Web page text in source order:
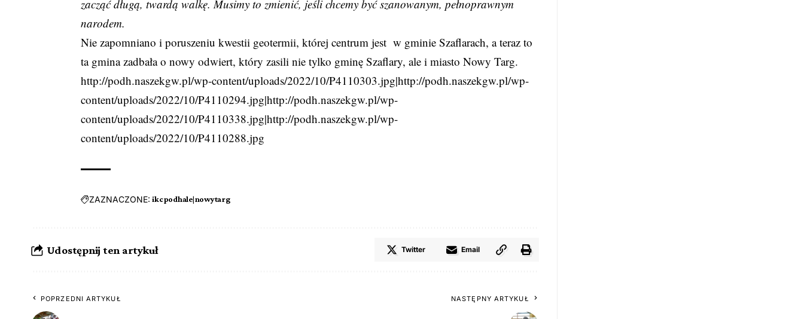
zacząć długą, twardą walkę. Musimy to zmienić, jeśli chcemy być szanowanym, pełnoprawnym
narodem.
Nie zapomniano i poruszeniu kwestii geotermii, której centrum jest w gminie Szaflarach, a teraz to
ta gmina zadbała o nowy odwiert, który zasili nie tylko gminę Szaflary, ale i miasto Nowy Targ.
http://podh.naszekgw.pl/wp-content/uploads/2022/10/P4110303.jpg|http://podh.naszekgw.pl/wp-
content/uploads/2022/10/P4110294.jpg|http://podh.naszekgw.pl/wp-
content/uploads/2022/10/P4110338.jpg|http://podh.naszekgw.pl/wp-
content/uploads/2022/10/P4110288.jpg
ZAZNACZONE: ikcpodhale|nowytarg
Udostępnij ten artykuł Twitter Email
POPRZEDNI ARTYKUŁ NASTĘPNY ARTYKUŁ